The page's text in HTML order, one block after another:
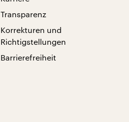
Transparenz
Korrekturen und
Richtigstellungen
Barrierefreiheit